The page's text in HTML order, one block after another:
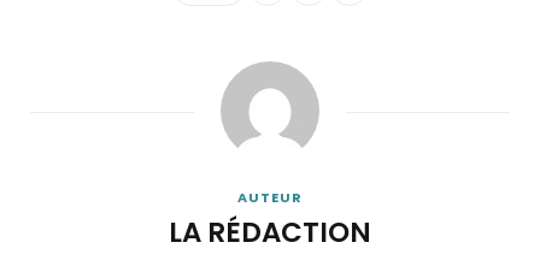
AUTEUR
LA RÉDACTION